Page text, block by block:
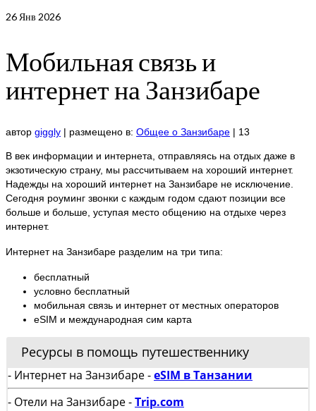
26 Янв 2026
Мобильная связь и
интернет на Занзибаре
автор giggly | размещено в: Общее о Занзибаре | 13
В век информации и интернета, отправляясь на отдых даже в
экзотическую страну, мы рассчитываем на хороший интернет.
Надежды на хороший интернет на Занзибаре не исключение.
Сегодня роуминг звонки с каждым годом сдают позиции все
больше и больше, уступая место общению на отдыхе через
интернет.
Интернет на Занзибаре разделим на три типа:
бесплатный
условно бесплатный
мобильная связь и интернет от местных операторов
eSIM и международная сим карта
Ресурсы в помощь путешественнику
- Интернет на Занзибаре -eSIM в Танзании
- Отели на Занзибаре -Trip.com